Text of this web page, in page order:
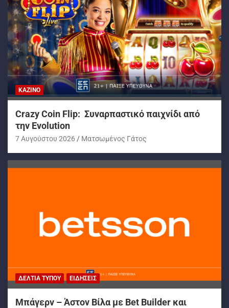
ΚΑΖΊΝΟ
Crazy Coin Flip: Συναρπαστικό παιχνίδι από
την Evolution
7 Αυγούστου 2026 Ματσωμένος Γάτος
ΔΕΛΤΊΑ ΤΎΠΟΥ ΕΙΔΉΣΕΙΣ
Μπάγερν – Άστον Βίλα με Bet Builder και